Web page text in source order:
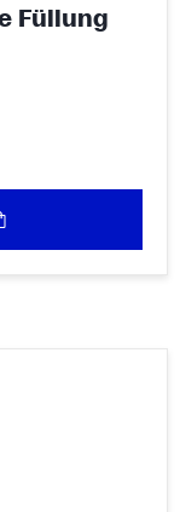
Füllung